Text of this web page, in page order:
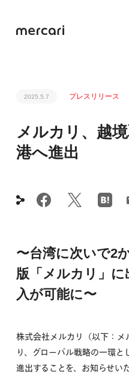
2025.5.7 プレスリリース
メルカリ、越
港へ進出
〜台湾に次いで2
版「メルカリ」
入が可能に〜
株式会社メルカリ（以下：
り、グローバル戦略の一環と
進出することを、お知らせい